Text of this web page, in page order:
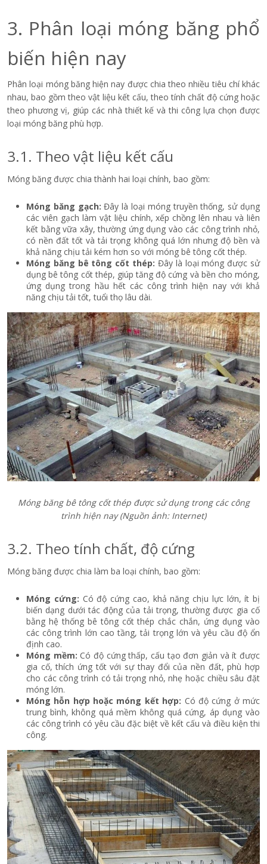
3. Phân loại móng băng phổ
biến hiện nay
Phân loại móng băng hiện nay được chia theo nhiều tiêu chí khác
nhau, bao gồm theo vật liệu kết cấu, theo tính chất độ cứng hoặc
theo phương vị, giúp các nhà thiết kế và thi công lựa chọn được
loại móng băng phù hợp.
3.1. Theo vật liệu kết cấu
Móng băng được chia thành hai loại chính, bao gồm:
Móng băng gạch:Đây là loại móng truyền thống, sử dụng
các viên gạch làm vật liệu chính, xếp chồng lên nhau và liên
kết bằng vữa xây, thường ứng dụng vào các công trình nhỏ,
có nền đất tốt và tải trọng không quá lớn nhưng độ bền và
khả năng chịu tải kém hơn so với móng bê tông cốt thép.
Móng băng bê tông cốt thép: Đây là loại móng được sử
dụng bê tông cốt thép, giúp tăng độ cứng và bền cho móng,
ứng dụng trong hầu hết các công trình hiện nay với khả
năng chịu tải tốt, tuổi thọ lâu dài.
Móng băng bê tông cốt thép được sử dụng trong các công
trình hiện nay (Nguồn ảnh: Internet)
3.2. Theo tính chất, độ cứng
Móng băng được chia làm ba loại chính, bao gồm:
Móng cứng: Có độ cứng cao, khả năng chịu lực lớn, ít bị
biến dạng dưới tác động của tải trọng, thường được gia cố
bằng hệ thống bê tông cốt thép chắc chắn, ứng dụng vào
các công trình lớn cao tầng, tải trọng lớn và yêu cầu độ ổn
định cao.
Móng mềm:Có độ cứng thấp, cấu tạo đơn giản và ít được
gia cố, thích ứng tốt với sự thay đổi của nền đất, phù hợp
cho các công trình có tải trọng nhỏ, nhẹ hoặc chiều sâu đặt
móng lớn.
Móng hỗn hợp hoặc móng kết hợp: Có độ cứng ở mức
trung bình, không quá mềm không quá cứng, áp dụng vào
các công trình có yêu cầu đặc biệt về kết cấu và điều kiện thi
công.